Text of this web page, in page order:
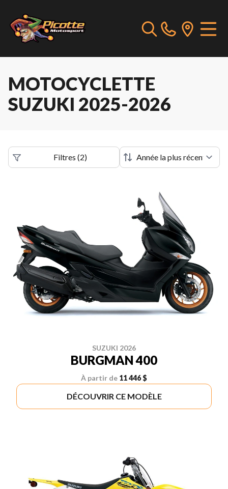
MOTOCYCLETTE
SUZUKI 2025-2026
Filtres (2)
SUZUKI 2026
BURGMAN 400
À partir de 11 446 $
DÉCOUVRIR CE MODÈLE